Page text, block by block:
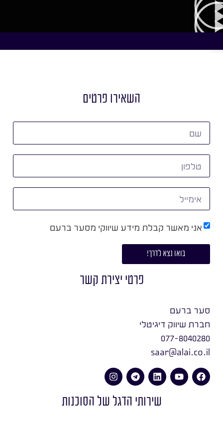
השאירו פרטים
אני מאשר קבלת מידע שיווקי מסער ברעם
בואו נצא לדרך!
פרטי יצירת קשר
סער ברעם
חברת שיווק דיגיטלי
077-8040280
saar@alai.co.il
שירותי הדגל של הסוכנות